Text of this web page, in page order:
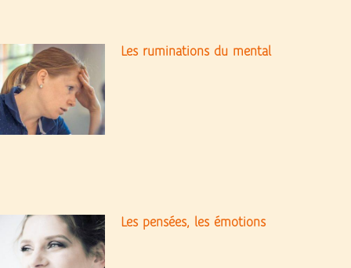
Les ruminations du mental
Les pensées, les émotions